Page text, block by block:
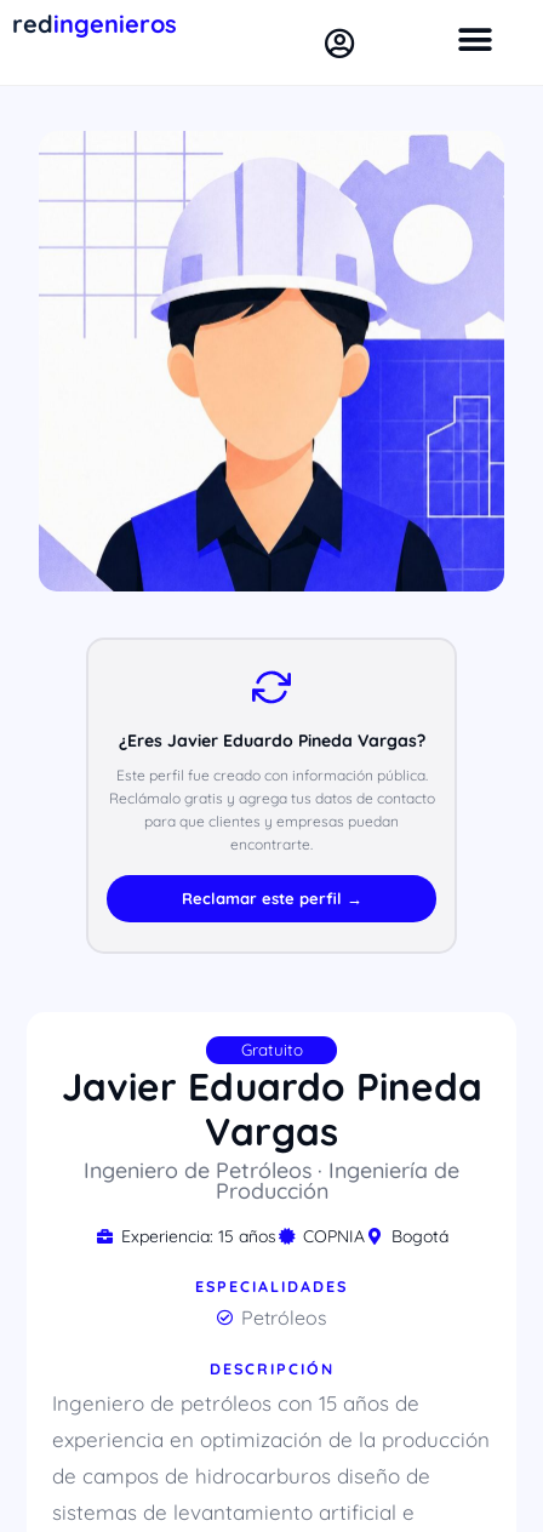
redingenieros
¿Eres Javier Eduardo Pineda Vargas?
Este perfil fue creado con información pública.
Reclámalo gratis y agrega tus datos de contacto
para que clientes y empresas puedan
encontrarte.
Reclamar este perfil →
Gratuito
Javier Eduardo Pineda
Vargas
Ingeniero de Petróleos · Ingeniería de
Producción
Experiencia: 15 años COPNIA Bogotá
ESPECIALIDADES
Petróleos
DESCRIPCIÓN
Ingeniero de petróleos con 15 años de
experiencia en optimización de la producción
de campos de hidrocarburos diseño de
sistemas de levantamiento artificial e